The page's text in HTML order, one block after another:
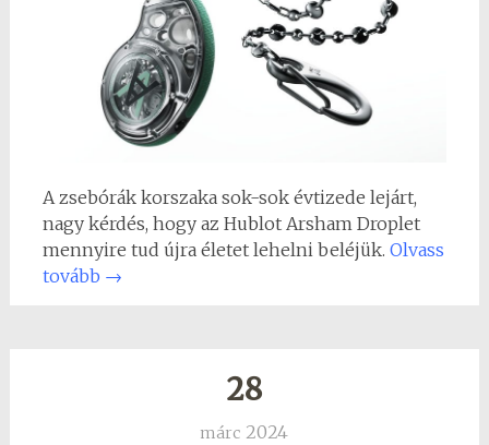
A zsebórák korszaka sok-sok évtizede lejárt,
nagy kérdés, hogy az Hublot Arsham Droplet
mennyire tud újra életet lehelni beléjük. Olvass
tovább →
28
márc 2024